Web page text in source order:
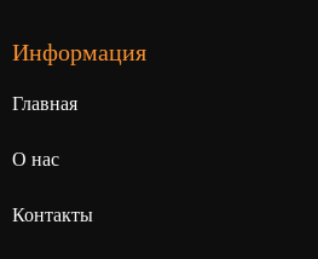
Информация
Главная
О нас
Контакты